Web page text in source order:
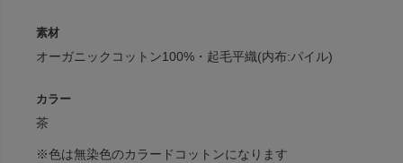
素材
オーガニックコットン100%・起毛平織(内布:パイル)
カラー
茶
※色は無染色のカラードコットンになります